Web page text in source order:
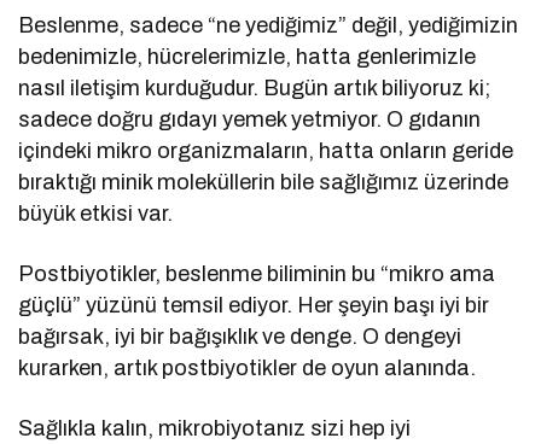
Beslenme, sadece “ne yediğimiz” değil, yediğimizin
bedenimizle, hücrelerimizle, hatta genlerimizle
nasıl iletişim kurduğudur. Bugün artık biliyoruz ki;
sadece doğru gıdayı yemek yetmiyor. O gıdanın
içindeki mikro organizmaların, hatta onların geride
bıraktığı minik moleküllerin bile sağlığımız üzerinde
büyük etkisi var.
Postbiyotikler, beslenme biliminin bu “mikro ama
güçlü” yüzünü temsil ediyor. Her şeyin başı iyi bir
bağırsak, iyi bir bağışıklık ve denge. O dengeyi
kurarken, artık postbiyotikler de oyun alanında.
Sağlıkla kalın, mikrobiyotanız sizi hep iyi